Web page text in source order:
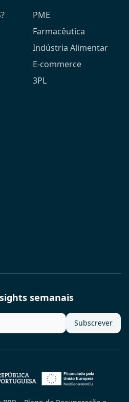
PME
Farmacêutica
Indústria Alimentar
E-commerce
3PL
semanais
Subscrever